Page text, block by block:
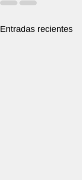
Entradas recientes